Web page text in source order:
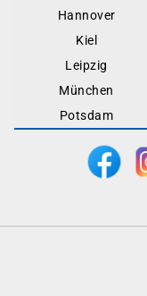
Hannover
Kiel
Leipzig
München
Potsdam